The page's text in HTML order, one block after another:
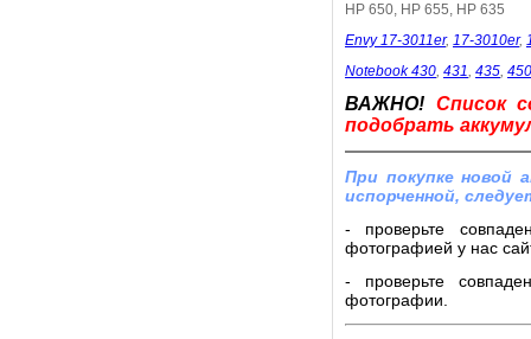
HP 650, HP 655, HP 635
Envy 17-3011er, 17-3010er,
Notebook 430, 431, 435, 450
ВАЖНО! Список
подобрать
При покупке новой
испорченной,
- проверьте
фотографией у нас
- проверьте
фотографии.